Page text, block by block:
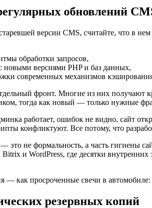
обновлений
версии CMS, считайте, что в
обработки запросов,
новыми версиями PHP и баз данных,
современных механизмов
фронт. Многие из них получают
тогда как новый — только нужные
работает, ошибок не видно, сайт
конфликтуют. Все потому, что
— это не формальность, а часть гигиены
и WordPress, где десятки
как просроченные свечи в автомобиле:
резервных копий